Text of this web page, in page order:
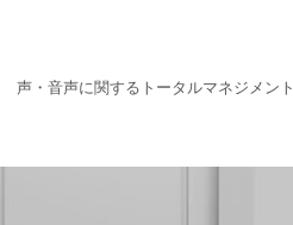
声・音声に関するトータルマネジメント